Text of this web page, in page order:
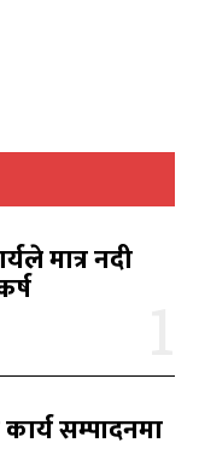
मात्र नदी
सम्पादनमा